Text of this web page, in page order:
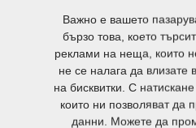
производство.
да укрепвам
и насърчаване
Важно е вашето
бързо това, което
реклами на неща, които
не се налага да влизате
на бисквитки. С
които ни позволяват да
данни. Можете да